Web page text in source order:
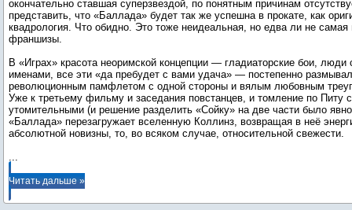
окончательно ставшая суперзвездой, по понятным причинам
представить, что «Баллада» будет так же успешна в прокате, как
квадрология. Что обидно. Это тоже неидеальная, но едва ли не самая
франшизы.
В «Играх» красота неоримской концепции — гладиаторские бои,
именами, все эти «да пребудет с вами удача» — постепенно
революционным памфлетом с одной стороны и вялым любовным
Уже к третьему фильму и заседания повстанцев, и томление по Питу
утомительными (и решение разделить «Сойку» на две части было
«Баллада» перезагружает вселенную Коллинз, возвращая в неё
...
Читать дальше »